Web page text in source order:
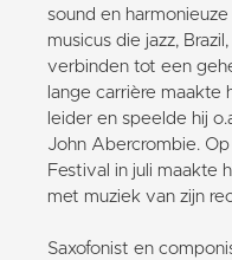
sound en
musicus die jazz,
verbinden tot een
lange carrière maakte
leider en speelde hij
John Abercrombie.
Festival in juli maakte
met muziek van zijn
Saxofonist en